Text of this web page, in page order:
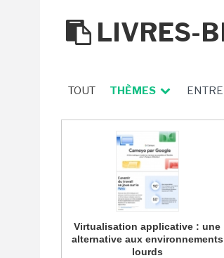
LIVRES-
TOUT THÈMES
Virtualisation applicative : une
alternative aux environnements
lourds